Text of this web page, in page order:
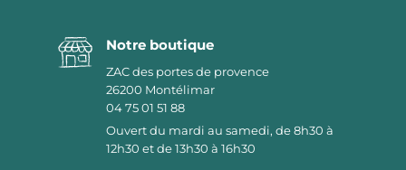
Notre boutique
ZAC des portes de provence
26200 Montélimar
04 75 01 51 88
Ouvert du mardi au samedi, de 8h30 à
12h30 et de 13h30 à 16h30